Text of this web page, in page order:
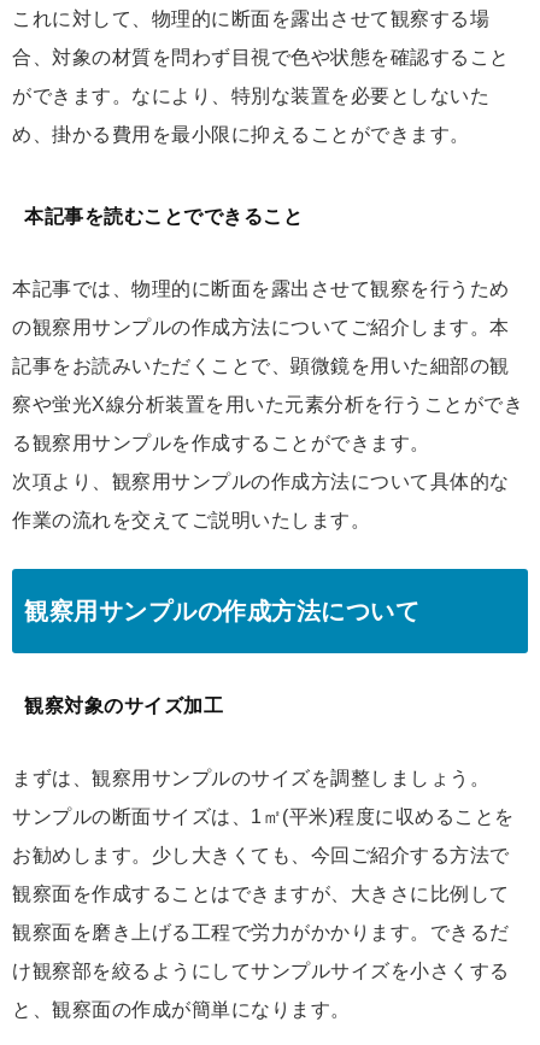
これに対して、物理的に断面を露出させて観察する場
合、対象の材質を問わず目視で色や状態を確認すること
ができます。なにより、特別な装置を必要としないた
め、掛かる費用を最小限に抑えることができます。
本記事を読むことでできること
本記事では、物理的に断面を露出させて観察を行うため
の観察用サンプルの作成方法についてご紹介します。本
記事をお読みいただくことで、顕微鏡を用いた細部の観
察や蛍光X線分析装置を用いた元素分析を行うことができ
る観察用サンプルを作成することができます。
次項より、観察用サンプルの作成方法について具体的な
作業の流れを交えてご説明いたします。
観察用サンプルの作成方法について
観察対象のサイズ加工
まずは、観察用サンプルのサイズを調整しましょう。
サンプルの断面サイズは、1㎡(平米)程度に収めることを
お勧めします。少し大きくても、今回ご紹介する方法で
観察面を作成することはできますが、大きさに比例して
観察面を磨き上げる工程で労力がかかります。できるだ
け観察部を絞るようにしてサンプルサイズを小さくする
と、観察面の作成が簡単になります。